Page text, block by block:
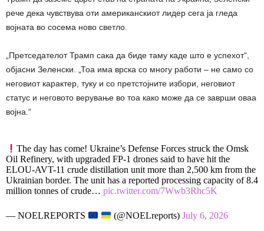
рече дека чувствува оти американскиот лидер сега ја гледа
војната во сосема ново светло.
„Претседателот Трамп сака да биде таму каде што е успехот“,
објасни Зеленски. „Тоа има врска со многу работи – не само со
неговиот карактер, туку и со претстојните избори, неговиот
статус и неговото верување во тоа како може да се заврши оваа
војна.“
The day has come! Ukraine’s Defense Forces struck the Omsk
Oil Refinery, with upgraded FP-1 drones said to have hit the
ELOU-AVT-11 crude distillation unit more than 2,500 km from the
Ukrainian border. The unit has a reported processing capacity of 8.4
million tonnes of crude… pic.twitter.com/7Wwb3Rhc5K
— NOELREPORTS (@NOELreports)July 6, 2026